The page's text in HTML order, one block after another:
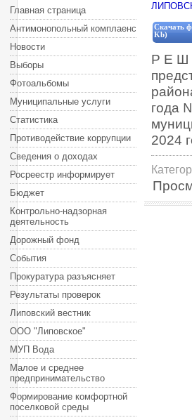
Главная страница
Антимонопольный комплаенс
Новости
Выборы
Фотоальбомы
Муниципальные услуги
Статистика
Противодействие коррупции
Сведения о доходах
Росреестр информирует
Бюджет
Контрольно-надзорная
деятельность
Дорожный фонд
События
Прокуратура разъясняет
Результаты проверок
Липовский вестник
ООО "Липовское"
МУП Вода
Малое и среднее
предпринимательство
Формирование комфортной
поселковой среды
Скачать
Kb)
Р Е Ш
года
2024